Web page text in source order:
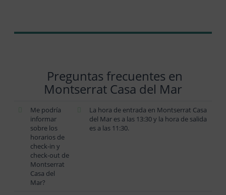
Preguntas frecuentes en
Montserrat Casa del Mar
Me podría
informar
sobre los
horarios de
check-in y
check-out de
Montserrat
Casa del
Mar?
La hora de entrada en Montserrat Casa
del Mar es a las 13:30 y la hora de salida
es a las 11:30.